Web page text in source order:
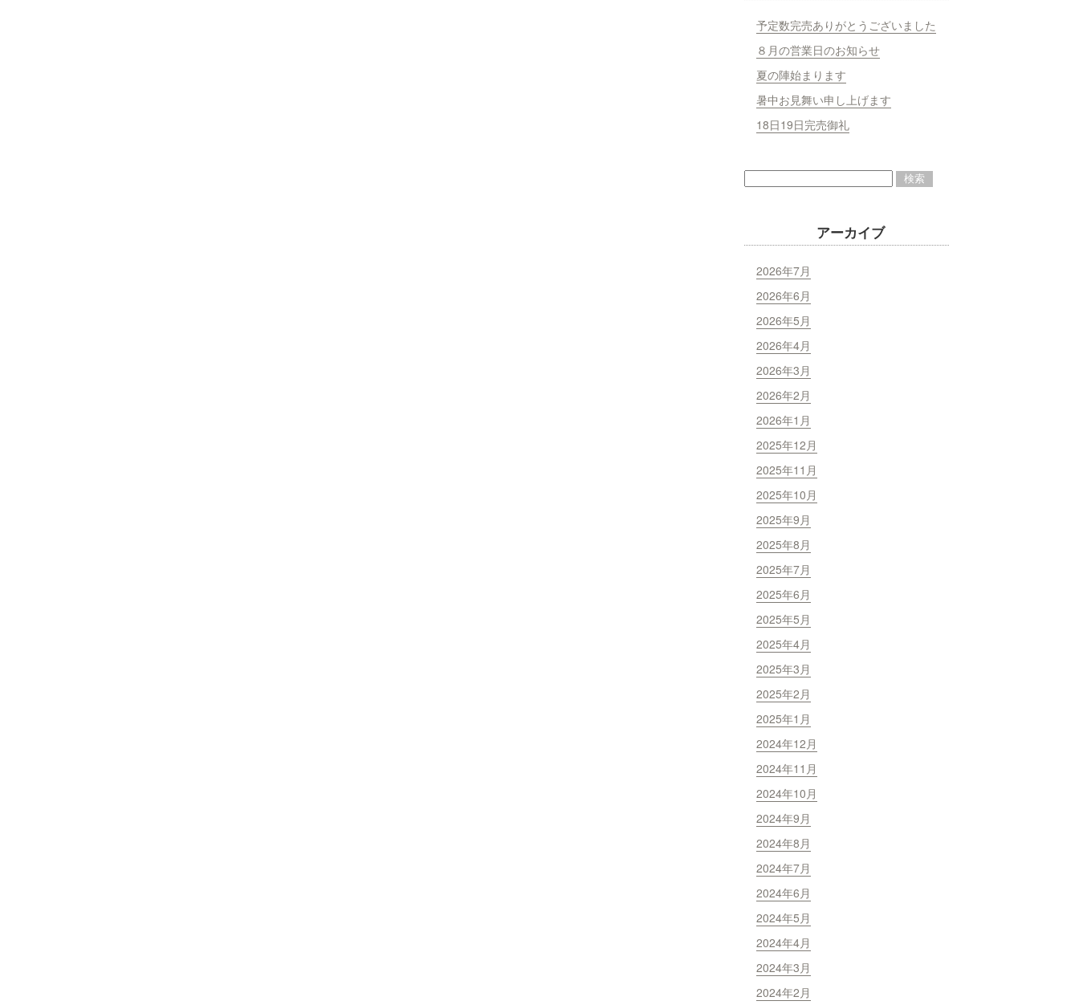
予定数完売ありがとうございました
８月の営業日のお知らせ
夏の陣始まります
暑中お見舞い申し上げます
18日19日完売御礼
アーカイブ
2026年7月
2026年6月
2026年5月
2026年4月
2026年3月
2026年2月
2026年1月
2025年12月
2025年11月
2025年10月
2025年9月
2025年8月
2025年7月
2025年6月
2025年5月
2025年4月
2025年3月
2025年2月
2025年1月
2024年12月
2024年11月
2024年10月
2024年9月
2024年8月
2024年7月
2024年6月
2024年5月
2024年4月
2024年3月
2024年2月